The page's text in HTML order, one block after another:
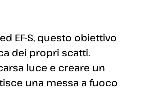
EF-S, questo obiettivo
dei propri scatti.
luce e creare un
una messa a fuoco